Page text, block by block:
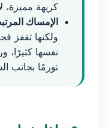
كريهة مميزة،
الإمساك
ولكنها تقفز
نفسها كثيرًا،
تورمًا بجانب